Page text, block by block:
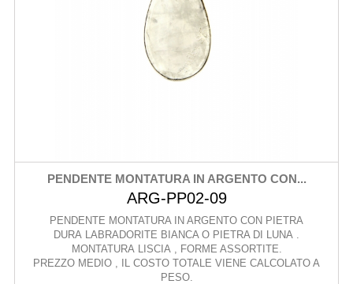
PENDENTE MONTATURA IN ARGENTO CON...
ARG-PP02-09
PENDENTE MONTATURA IN ARGENTO CON PIETRA
DURA LABRADORITE BIANCA O PIETRA DI LUNA .
MONTATURA LISCIA , FORME ASSORTITE.
PREZZO MEDIO , IL COSTO TOTALE VIENE CALCOLATO A
PESO.